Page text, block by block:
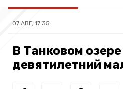
07 АВГ, 17:35
В Танковом
девятилетний